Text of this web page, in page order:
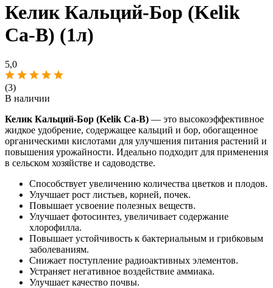
Келик Кальций-Бор (Kelik
Ca-B) (1л)
5,0
(3)
В наличии
Келик Кальций-Бор (Kelik Ca-B) — это высокоэффективное
жидкое удобрение, содержащее кальций и бор, обогащенное
органическими кислотами для улучшения питания растений и
повышения урожайности. Идеально подходит для применения
в сельском хозяйстве и садоводстве.
Способствует увеличению количества цветков и плодов.
Улучшает рост листьев, корней, почек.
Повышает усвоение полезных веществ.
Улучшает фотосинтез, увеличивает содержание
хлорофилла.
Повышает устойчивость к бактериальным и грибковым
заболеваниям.
Снижает поступление радиоактивных элементов.
Устраняет негативное воздействие аммиака.
Улучшает качество почвы.